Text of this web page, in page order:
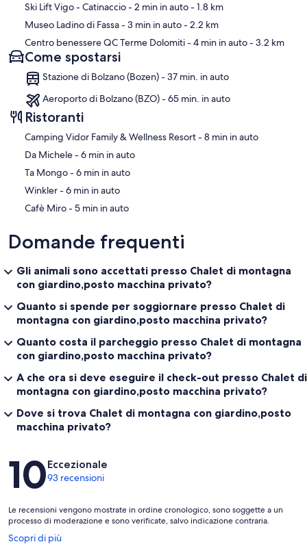
Ski Lift Vigo - Catinaccio- 2 min in auto- 1.8 km
Museo Ladino di Fassa- 3 min in auto- 2.2 km
Centro benessere QC Terme Dolomiti- 4 min in auto- 3.2 km
Come spostarsi
Stazione di Bolzano (Bozen) - 37 min. in auto
Aeroporto di Bolzano (BZO) - 65 min. in auto
Ristoranti
‪Camping Vidor Family & Wellness Resort - ‬8 min in auto
‪Da Michele - ‬6 min in auto
‪Ta Mongo - ‬6 min in auto
‪Winkler - ‬6 min in auto
‪Cafè Miro - ‬5 min in auto
Domande frequenti
Gli animali sono accettati presso Chalet di montagna
con giardino,posto macchina privato?
Quanto si spende per soggiornare presso Chalet di
montagna con giardino,posto macchina privato?
Quanto costa il parcheggio presso Chalet di montagna
con giardino,posto macchina privato?
A che ora si deve eseguire il check-out presso Chalet di
montagna con giardino,posto macchina privato?
Dove si trova Chalet di montagna con giardino,posto
macchina privato?
Recensioni
10Eccezionale
93 recensioni
Le recensioni vengono mostrate in ordine cronologico, sono soggette a un
processo di moderazione e sono verificate, salvo indicazione contraria.
Scopri di più
Apertura